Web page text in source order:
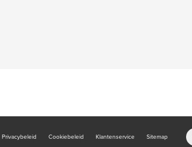
Privacybeleid Cookiebeleid Klantenservice Sitemap